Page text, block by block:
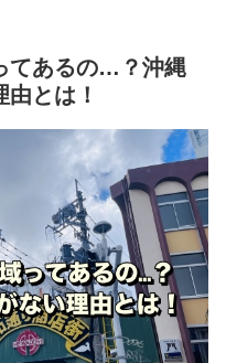
てあるの…？沖縄
とは！